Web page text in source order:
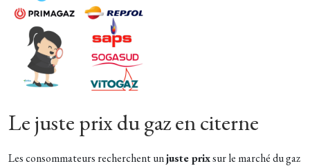
Le juste prix du gaz en citerne
Les consommateurs recherchent unjuste prixsur le marché du gaz